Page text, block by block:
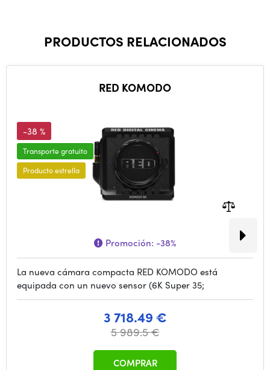
PRODUCTOS RELACIONADOS
RED KOMODO
-38 %
Transporte gratuito
Producto estrella
Promoción: -38%
La nueva cámara compacta RED KOMODO está
equipada con un nuevo sensor (6K Super 35;
3 718.49 €
5 989.5 €
COMPRAR